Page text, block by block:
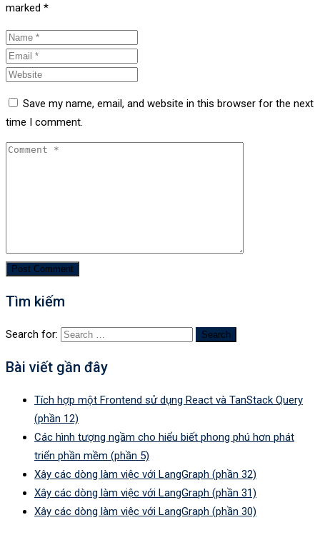
marked *
Save my name, email, and website in this browser for the next
time I comment.
Tìm kiếm
Search for:
Bài viết gần đây
Tích hợp một Frontend sử dụng React và TanStack Query
(phần 12)
Các hình tượng ngầm cho hiểu biết phong phú hơn phát
triển phần mềm (phần 5)
Xây các dòng làm việc với LangGraph (phần 32)
Xây các dòng làm việc với LangGraph (phần 31)
Xây các dòng làm việc với LangGraph (phần 30)